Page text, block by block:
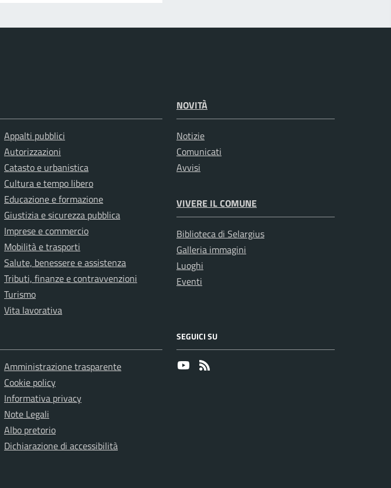
Appalti pubblici
Autorizzazioni
Catasto e urbanistica
Cultura e tempo libero
Educazione e formazione
Giustizia e sicurezza pubblica
Imprese e commercio
Mobilità e trasporti
Salute, benessere e assistenza
Tributi, finanze e contravvenzioni
Turismo
Vita lavorativa
NOVITÀ
Notizie
Comunicati
Avvisi
VIVERE IL COMUNE
Biblioteca di Selargius
Galleria immagini
Luoghi
Eventi
Amministrazione trasparente
Cookie policy
Informativa privacy
Note Legali
Albo pretorio
Dichiarazione di accessibilità
SEGUICI SU
Youtube